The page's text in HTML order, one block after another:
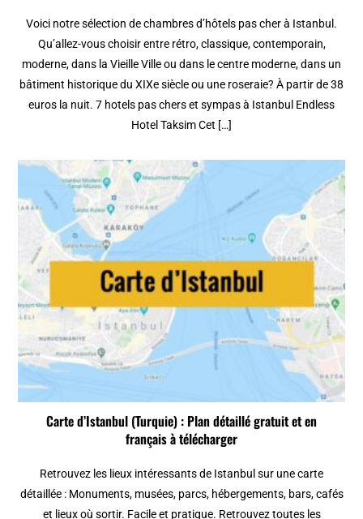
Voici notre sélection de chambres d’hôtels pas cher à Istanbul.
Qu’allez-vous choisir entre rétro, classique, contemporain,
moderne, dans la Vieille Ville ou dans le centre moderne, dans un
bâtiment historique du XIXe siècle ou une roseraie? À partir de 38
euros la nuit. 7 hotels pas chers et sympas à Istanbul Endless
Hotel Taksim Cet […]
Carte d’Istanbul (Turquie) : Plan détaillé gratuit et en
français à télécharger
Retrouvez les lieux intéressants de Istanbul sur une carte
détaillée : Monuments, musées, parcs, hébergements, bars, cafés
et lieux où sortir. Facile et pratique. Retrouvez toutes les